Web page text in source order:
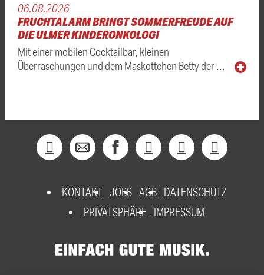
06.08.2026
FRUCHTALARM BRINGT SOMMERFREUDE AUF
DIE ULMER KINDERONKOLOGI
Mit einer mobilen Cocktailbar, kleinen
Überraschungen und dem Maskottchen Betty der …
KONTAKT JOBS AGB DATENSCHUTZ
PRIVATSPHÄRE
IMPRESSUM